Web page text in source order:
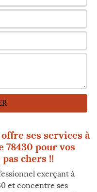
ses services à
78430 pour vos
chers !!
exerçant à
et concentre ses